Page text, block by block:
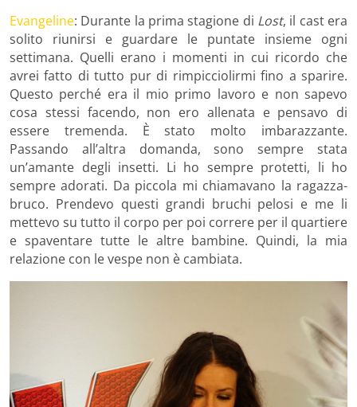
Evangeline: Durante la prima stagione di Lost, il cast era
solito riunirsi e guardare le puntate insieme ogni
settimana. Quelli erano i momenti in cui ricordo che
avrei fatto di tutto pur di rimpicciolirmi fino a sparire.
Questo perché era il mio primo lavoro e non sapevo
cosa stessi facendo, non ero allenata e pensavo di
essere tremenda. È stato molto imbarazzante.
Passando all’altra domanda, sono sempre stata
un’amante degli insetti. Li ho sempre protetti, li ho
sempre adorati. Da piccola mi chiamavano la ragazza-
bruco. Prendevo questi grandi bruchi pelosi e me li
mettevo su tutto il corpo per poi correre per il quartiere
e spaventare tutte le altre bambine. Quindi, la mia
relazione con le vespe non è cambiata.